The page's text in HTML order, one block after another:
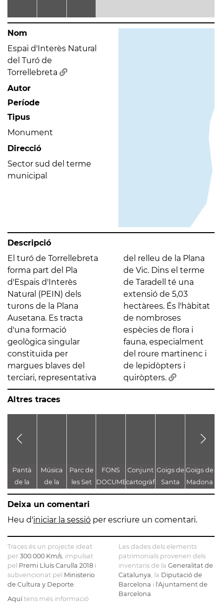
Nom
Espai d'Interès Natural
del Turó de
Torrellebreta
Autor
Període
Tipus
Monument
Direcció
Sector sud del terme
municipal
Descripció
El turó de Torrellebreta
forma part del Pla
d'Espais d'Interès
Natural (PEIN) dels
turons de la Plana
Ausetana. Es tracta
d'una formació
geològica singular
constituïda per
margues blaves del
terciari, representativa
del relleu de la Plana
de Vic. Dins el terme
de Taradell té una
extensió de 5,03
hectàrees. És l'hàbitat
de nombroses
espècies de flora i
fauna, especialment
del roure martinenc i
de lepidòpters i
quiròpters.
Altres traces
Pantà
de la
Font
Groga
Música
de la
Passió
Parc de
les Set
Fonts
FONS
DOCUMENTAL
DE LA
DE
Conjunt
cartogràfic
i
de la
Prats de
Rei al
Museu
Goigs de
Santa
Maria de
Goigs de
Madona
bruna
Montserrat
Deixa un comentari
Heu d'iniciar la sessió per escriure un comentari.
Traces és un projecte ideat
per 300.000 Km/s , impulsat
pel Premi Lluís Carulla 2018 i
subvencionat pel Ministerio
de Cultura y Deporte
Aquítens més informació
Les dades dels elements
patrimonials provenen dels
inventaris de la Generalitat de
Catalunya , la Diputació de
Barcelona i l'Ajuntament de
Barcelona